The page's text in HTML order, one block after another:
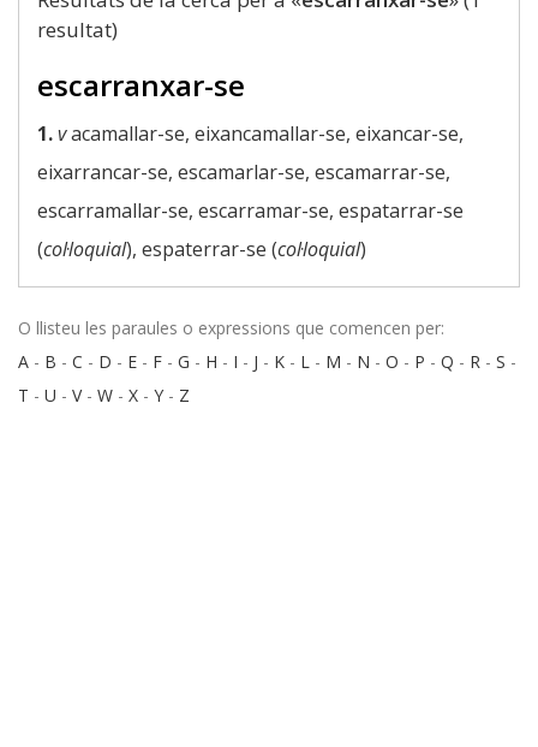
resultat)
escarranxar-se
1.vacamallar-se, eixancamallar-se, eixancar-se,
eixarrancar-se, escamarlar-se, escamarrar-se,
escarramallar-se, escarramar-se, espatarrar-se
(col·loquial), espaterrar-se (col·loquial)
O llisteu les paraules o expressions que comencen per:
A - B - C - D - E - F - G - H - I - J - K - L - M - N - O - P - Q - R - S -
T - U - V- W - X - Y - Z